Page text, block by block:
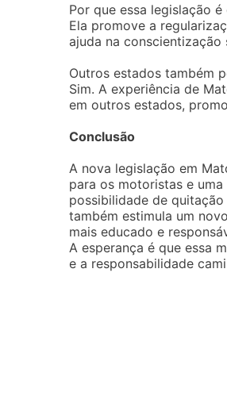
Por que essa legislação
Ela promove a
ajuda na
Outros estados também
Sim. A experiência de
em outros estados,
Conclusão
A nova legislação em
para os motoristas e
possibilidade de
também estimula um
mais educado e
A esperança é que essa
e a responsabilidade